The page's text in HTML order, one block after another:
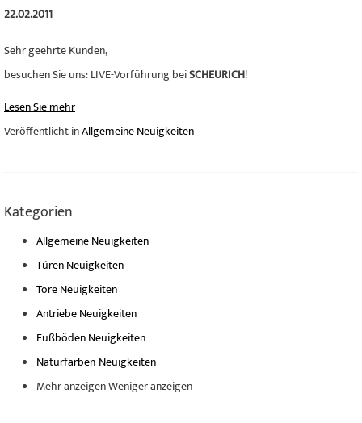
22.02.2011
Sehr geehrte Kunden,
besuchen Sie uns: LIVE-Vorführung beiSCHEURICH!
Lesen Sie mehr
Veröffentlicht inAllgemeine Neuigkeiten
Kategorien
Allgemeine Neuigkeiten
Türen Neuigkeiten
Tore Neuigkeiten
Antriebe Neuigkeiten
Fußböden Neuigkeiten
Naturfarben-Neuigkeiten
Mehr anzeigenWeniger anzeigen